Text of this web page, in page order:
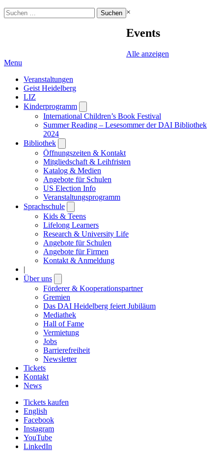
Suchen
nach:
×
Events
Alle anzeigen
Menu
Veranstaltungen
Geist Heidelberg
LIZ
Kinderprogramm
submenu
International Children’s Book Festival
Summer Reading – Lesesommer der DAI Bibliothek
2024
Bibliothek
submenu
Öffnungszeiten & Kontakt
Mitgliedschaft & Leihfristen
Katalog & Medien
Angebote für Schulen
US Election Info
Veranstaltungsprogramm
Sprachschule
submenu
Kids & Teens
Lifelong Learners
Research & University Life
Angebote für Schulen
Angebote für Firmen
Kontakt & Anmeldung
|
Über uns
submenu
Förderer & Kooperationspartner
Gremien
Das DAI Heidelberg feiert Jubiläum
Mediathek
Hall of Fame
Vermietung
Jobs
Barrierefreiheit
Newsletter
Tickets
Kontakt
News
Tickets kaufen
English
Facebook
Instagram
YouTube
LinkedIn